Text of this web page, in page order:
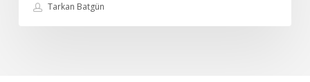
Tarkan Batgün